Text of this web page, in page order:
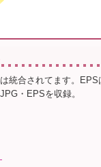
統合されてます。
・EPSを収録。